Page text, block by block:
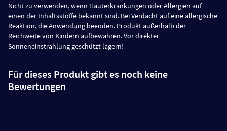
Nicht zu verwenden, wenn Hauterkrankungen oder Allergien auf
einen der Inhaltsstoffe bekannt sind. Bei Verdacht auf eine allergische
Reaktion, die Anwendung beenden. Produkt außerhalb der
Reichweite von Kindern aufbewahren. Vor direkter
Sonneneinstrahlung geschützt lagern!
Für dieses Produkt gibt es noch keine
Bewertungen